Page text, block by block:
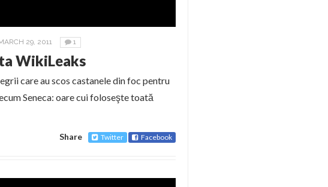
29, 2011 1
WikiLeaks
care au scos castanele din foc pentru
Seneca: oare cui foloseşte toată
Share Twitter Facebook